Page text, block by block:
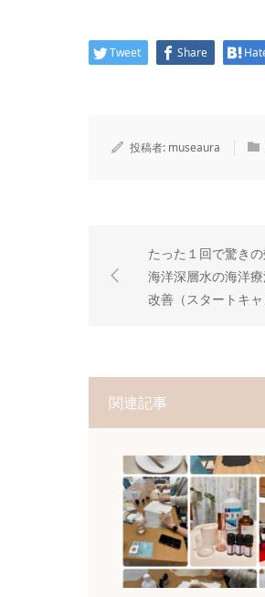
Tweet Share
投稿者: museaura
たった１回で驚き
海洋深層水の海洋
改善（スタートキ
関連記事